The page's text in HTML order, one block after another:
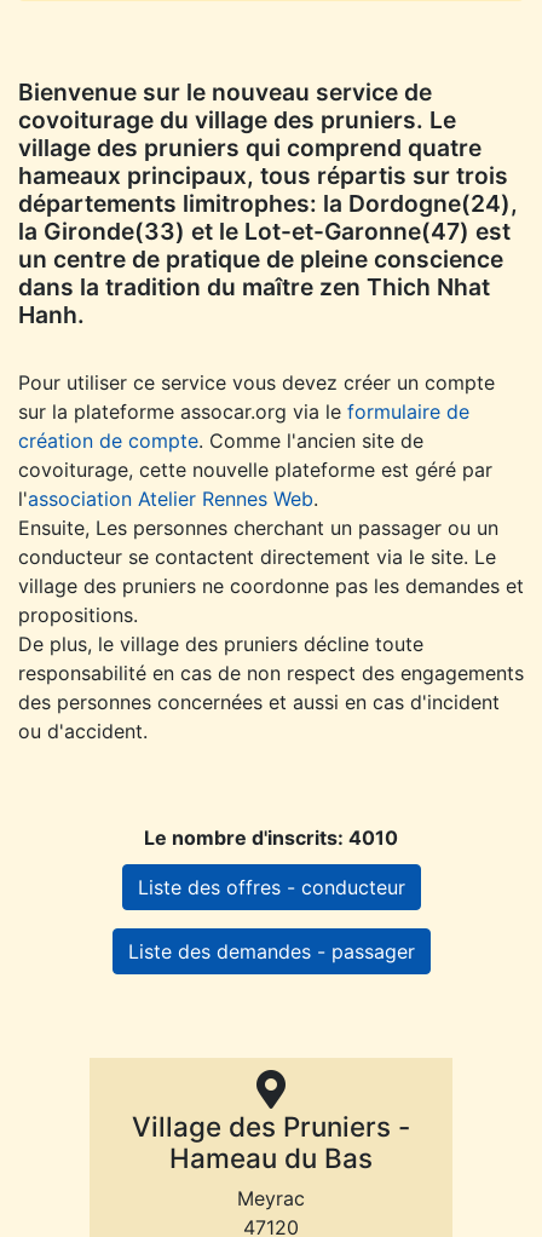
Bienvenue sur le nouveau service de
covoiturage du village des pruniers. Le
village des pruniers qui comprend quatre
hameaux principaux, tous répartis sur trois
départements limitrophes: la Dordogne(24),
la Gironde(33) et le Lot-et-Garonne(47) est
un centre de pratique de pleine conscience
dans la tradition du maître zen Thich Nhat
Hanh.
Pour utiliser ce service vous devez créer un compte
sur la plateforme assocar.org via le formulaire de
création de compte. Comme l'ancien site de
covoiturage, cette nouvelle plateforme est géré par
l'association Atelier Rennes Web.
Ensuite, Les personnes cherchant un passager ou un
conducteur se contactent directement via le site. Le
village des pruniers ne coordonne pas les demandes et
propositions.
De plus, le village des pruniers décline toute
responsabilité en cas de non respect des engagements
des personnes concernées et aussi en cas d'incident
ou d'accident.
Le nombre d'inscrits: 4010
Liste des offres - conducteur
Liste des demandes - passager
Village des Pruniers -
Hameau du Bas
Meyrac
47120